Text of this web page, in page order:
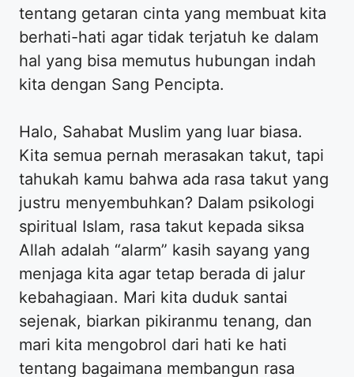
tentang getaran cinta yang membuat kita
berhati-hati agar tidak terjatuh ke dalam
hal yang bisa memutus hubungan indah
kita dengan Sang Pencipta.
Halo, Sahabat Muslim yang luar biasa.
Kita semua pernah merasakan takut, tapi
tahukah kamu bahwa ada rasa takut yang
justru menyembuhkan? Dalam psikologi
spiritual Islam, rasa takut kepada siksa
Allah adalah “alarm” kasih sayang yang
menjaga kita agar tetap berada di jalur
kebahagiaan. Mari kita duduk santai
sejenak, biarkan pikiranmu tenang, dan
mari kita mengobrol dari hati ke hati
tentang bagaimana membangun rasa